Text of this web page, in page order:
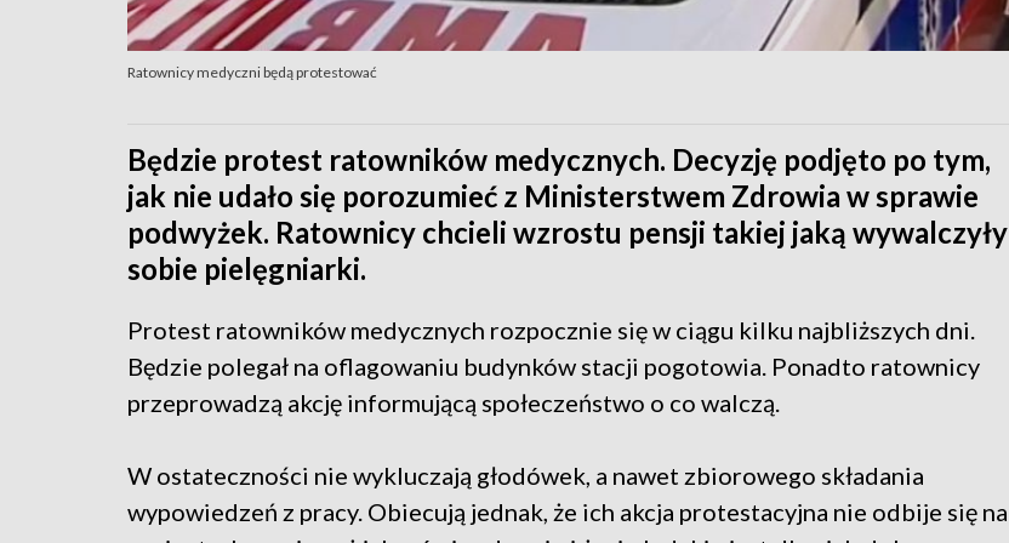
Ratownicy medyczni będą protestować
Będzie protest ratowników medycznych. Decyzję podjęto po tym,
jak nie udało się porozumieć z Ministerstwem Zdrowia w sprawie
podwyżek. Ratownicy chcieli wzrostu pensji takiej jaką wywalczyły
sobie pielęgniarki.
Protest ratowników medycznych rozpocznie się w ciągu kilku najbliższych dni.
Będzie polegał na oflagowaniu budynków stacji pogotowia. Ponadto ratownicy
przeprowadzą akcję informującą społeczeństwo o co walczą.
W ostateczności nie wykluczają głodówek, a nawet zbiorowego składania
wypowiedzeń z pracy. Obiecują jednak, że ich akcja protestacyjna nie odbije się na